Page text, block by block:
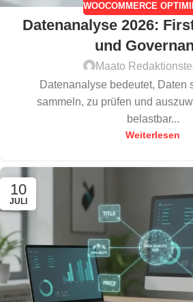
WOOCOMMERCE
Datenanalyse 2026:
und
Maato
Datenanalyse bedeutet, Daten
sammeln, zu prüfen und
belastbar...
Weiterlesen
10
JULI